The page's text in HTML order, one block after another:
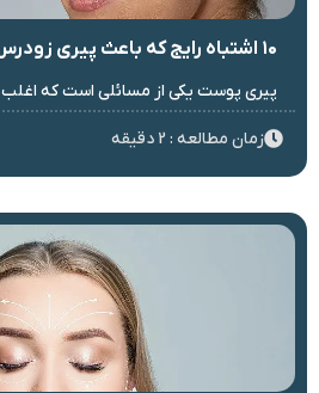
۱۰ اشتباه رایج که باعث پیری زودرس پوست می‌شود
پیری پوست یکی از مسائلی است که اغلب
زمان مطالعه : 2 دقیقه